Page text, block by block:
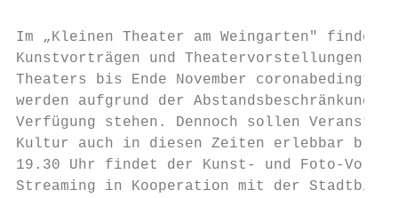
Im „Kleinen Theater am Weingarten" finden
Kunstvorträgen und Theatervorstellungen
Theaters bis Ende November coronabedingt
werden aufgrund der
Verfügung stehen. Dennoch sollen
Kultur auch in diesen Zeiten erlebbar
19.30 Uhr findet der Kunst- und Foto-
Streaming in Kooperation mit der